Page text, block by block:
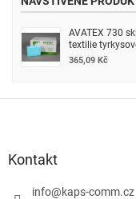
AVATEX 730
textilie
365,09 Kč
Kontakt
info@kaps-comm.cz